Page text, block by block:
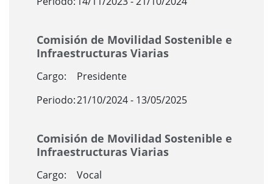
Comisión de Movilidad Sostenible e
Infraestructuras Viarias
Cargo:
Presidente
Periodo:21/10/2024 - 13/05/2025
Comisión de Movilidad Sostenible e
Infraestructuras Viarias
Cargo:
Vocal